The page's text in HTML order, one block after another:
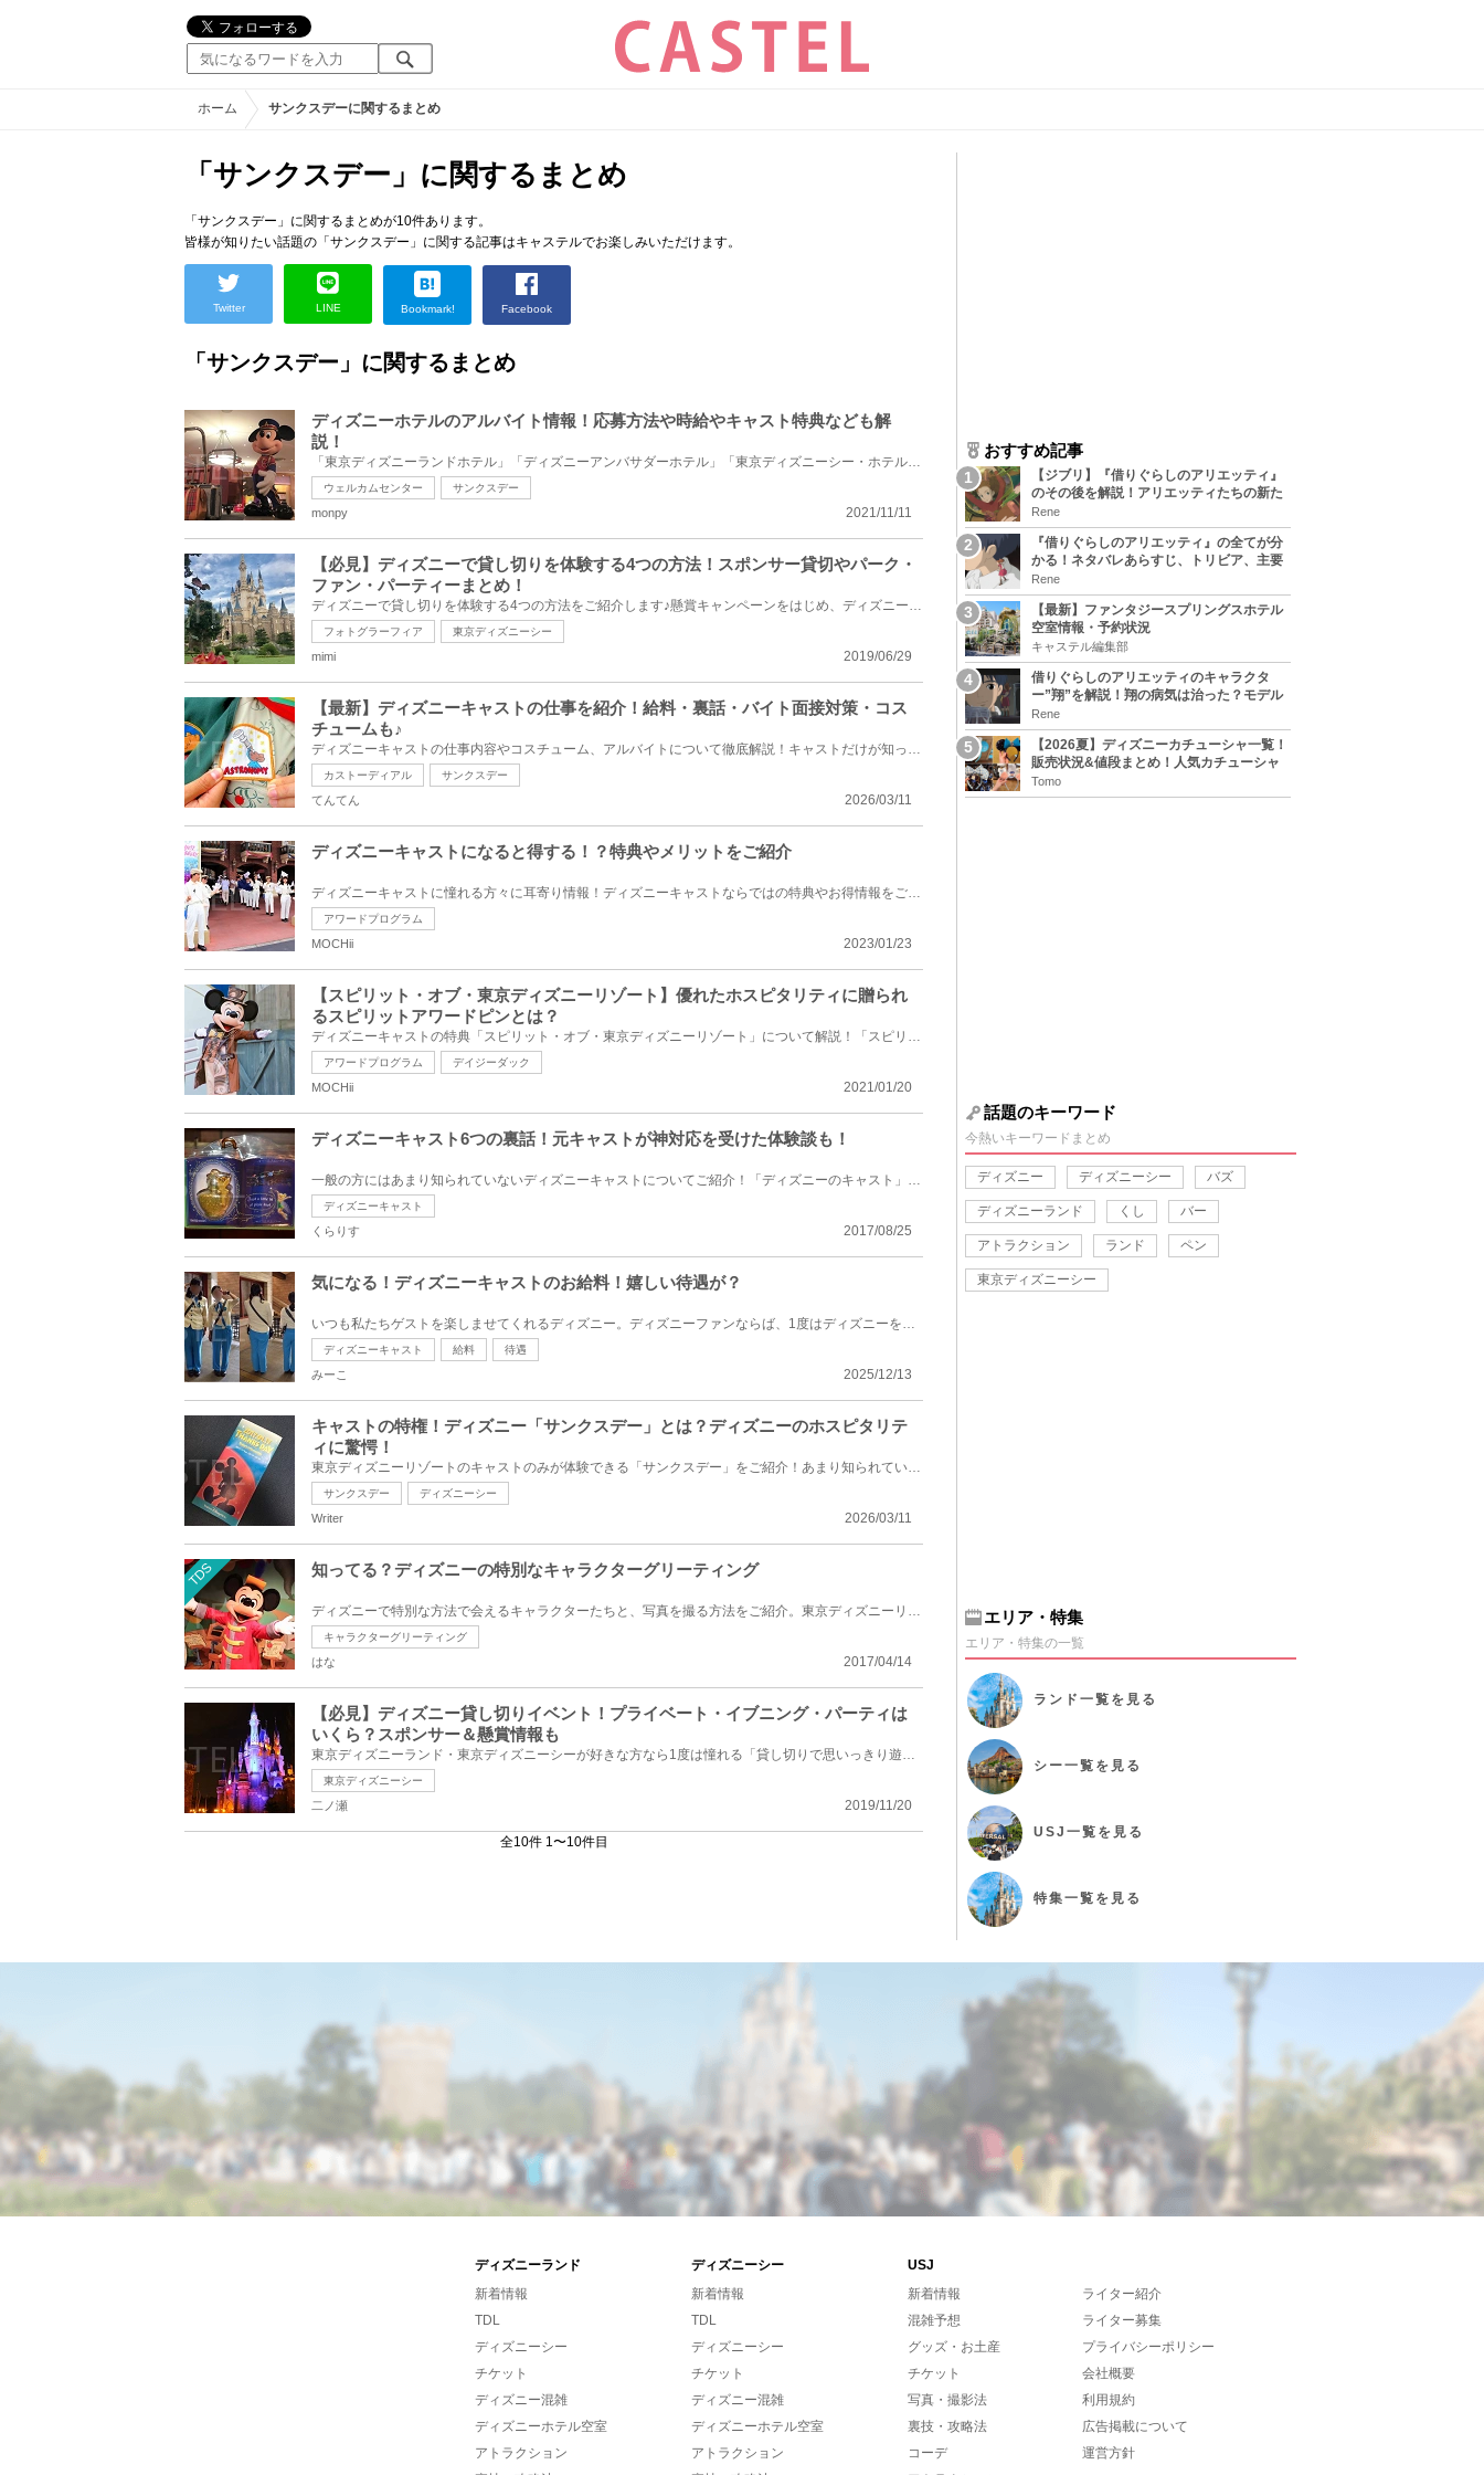
ホーム サンクスデーに関するまとめ
「サンクスデー」に関するまとめ
「サンクスデー」に関するまとめが10件あります。
皆様が知りたい話題の「サンクスデー」に関する記事はキャステルでお楽しみいただけます。
Twitter LINE Bookmark! Facebook
「サンクスデー」に関するまとめ
ディズニーホテルのアルバイト情報！応募方法や時給やキャスト特典なども解
説！
「東京ディズニーランドホテル」「ディズニーアンバサダーホテル」「東京ディズニーシー・ホテルミラコ...
ウェルカムセンター サンクスデー
2021/11/11
monpy
【必見】ディズニーで貸し切りを体験する4つの方法！スポンサー貸切やパーク・
ファン・パーティーまとめ！
ディズニーで貸し切りを体験する4つの方法をご紹介します♪懸賞キャンペーンをはじめ、ディズニーランド...
フォトグラーフィア 東京ディズニーシー
2019/06/29
mimi
【最新】ディズニーキャストの仕事を紹介！給料・裏話・バイト面接対策・コス
チュームも♪
ディズニーキャストの仕事内容やコスチューム、アルバイトについて徹底解説！キャストだけが知っている...
カストーディアル サンクスデー
2026/03/11
てんてん
ディズニーキャストになると得する！？特典やメリットをご紹介
ディズニーキャストに憧れる方々に耳寄り情報！ディズニーキャストならではの特典やお得情報をご紹介し...
アワードプログラム
2023/01/23
MOCHii
【スピリット・オブ・東京ディズニーリゾート】優れたホスピタリティに贈られ
るスピリットアワードピンとは？
ディズニーキャストの特典「スピリット・オブ・東京ディズニーリゾート」について解説！「スピリット・...
アワードプログラム デイジーダック
2021/01/20
MOCHii
ディズニーキャスト6つの裏話！元キャストが神対応を受けた体験談も！
一般の方にはあまり知られていないディズニーキャストについてご紹介！「ディズニーのキャスト」で思い...
ディズニーキャスト
2017/08/25
くらりす
気になる！ディズニーキャストのお給料！嬉しい待遇が？
いつも私たちゲストを楽しませてくれるディズニー。ディズニーファンならば、1度はディズニーを支えてい...
ディズニーキャスト 給料 待遇
2025/12/13
みーこ
キャストの特権！ディズニー「サンクスデー」とは？ディズニーのホスピタリテ
ィに驚愕！
東京ディズニーリゾートのキャストのみが体験できる「サンクスデー」をご紹介！あまり知られていないサ...
サンクスデー ディズニーシー
2026/03/11
Writer
TDS 知ってる？ディズニーの特別なキャラクターグリーティング
ディズニーで特別な方法で会えるキャラクターたちと、写真を撮る方法をご紹介。東京ディズニーリゾート...
キャラクターグリーティング
2017/04/14
はな
【必見】ディズニー貸し切りイベント！プライベート・イブニング・パーティは
いくら？スポンサー＆懸賞情報も
東京ディズニーランド・東京ディズニーシーが好きな方なら1度は憧れる「貸し切りで思いっきり遊びたい！...
東京ディズニーシー
2019/11/20
二ノ瀬
全10件 1〜10件目
おすすめ記事
【ジブリ】『借りぐらしのアリエッティ』
のその後を解説！アリエッティたちの新た
な住処は？翔の病気は治る？
Rene
『借りぐらしのアリエッティ』の全てが分
かる！ネタバレあらすじ、トリビア、主要
キャラまとめ！
Rene
【最新】ファンタジースプリングスホテル
空室情報・予約状況
キャステル編集部
借りぐらしのアリエッティのキャラクタ
ー”翔”を解説！翔の病気は治った？モデル
は誰？
Rene
【2026夏】ディズニーカチューシャ一覧！
販売状況&値段まとめ！人気カチューシャ
をチェック
Tomo
話題のキーワード
今熱いキーワードまとめ
ディズニー ディズニーシー バズ
ディズニーランド くし バー
アトラクション ランド ペン
東京ディズニーシー
エリア・特集
エリア・特集の一覧
ランド 一覧を見る
シー一覧を見る
USJ 一覧を見る
特集一覧を見る
ディズニーランド ディズニーシー
USJ
新着情報
TDL
ディズニーシー
チケット
ディズニー混雑
ディズニーホテル空室
アトラクション
新着情報
TDL
ディズニーシー
チケット
ディズニー混雑
ディズニーホテル空室
アトラクション
新着情報
混雑予想
グッズ・お土産
チケット
写真・撮影法
裏技・攻略法
コーデ
ライター紹介
ライター募集
プライバシーポリシー
会社概要
利用規約
広告掲載について
運営方針